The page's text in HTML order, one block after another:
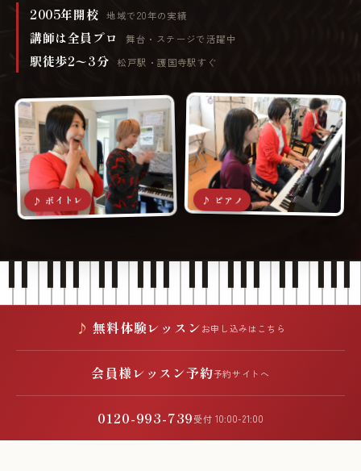
2005年開校 地域で20年の実績
講師は全員プロ 舞台・ステージで活躍中
駅徒歩2〜3分 松戸駅・護国寺駅すぐ
♪ ボイトレ ♪ ピアノ
無料体験レッスンお申し込みはこちら
会員様レッスン予約予約サイトへ
0120-993-739受付 10:00-21:00